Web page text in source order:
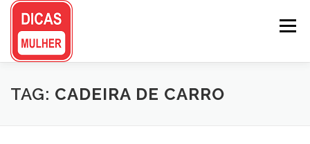
Pular
conteúdo
Menu
TAG: CADEIRA DE CARRO